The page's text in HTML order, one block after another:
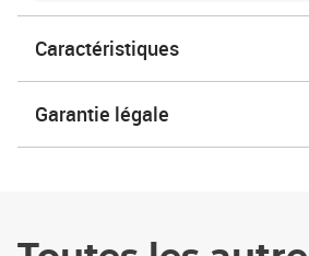
Caractéristiques
Garantie légale